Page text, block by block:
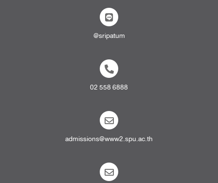
@sripatum
02 558 6888
admissions@www2.spu.ac.th